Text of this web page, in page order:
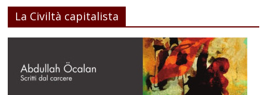
La Civiltà capitalista